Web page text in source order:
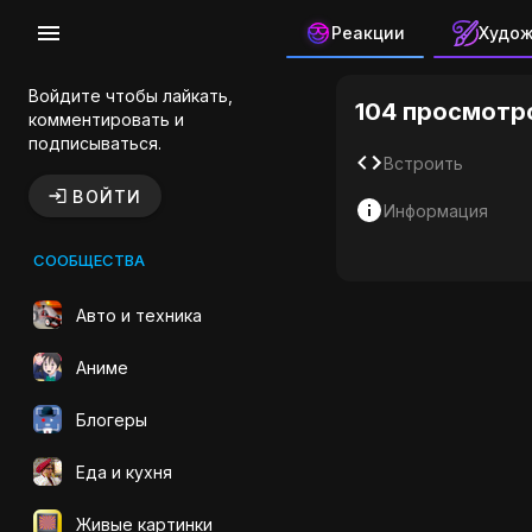
Реакции
Войдите чтобы лайкать,
комментировать и
подписываться.
ВОЙТИ
СООБЩЕСТВА
Авто и техника
Аниме
Блогеры
Еда и кухня
Живые картинки
104
Встроить
Информация